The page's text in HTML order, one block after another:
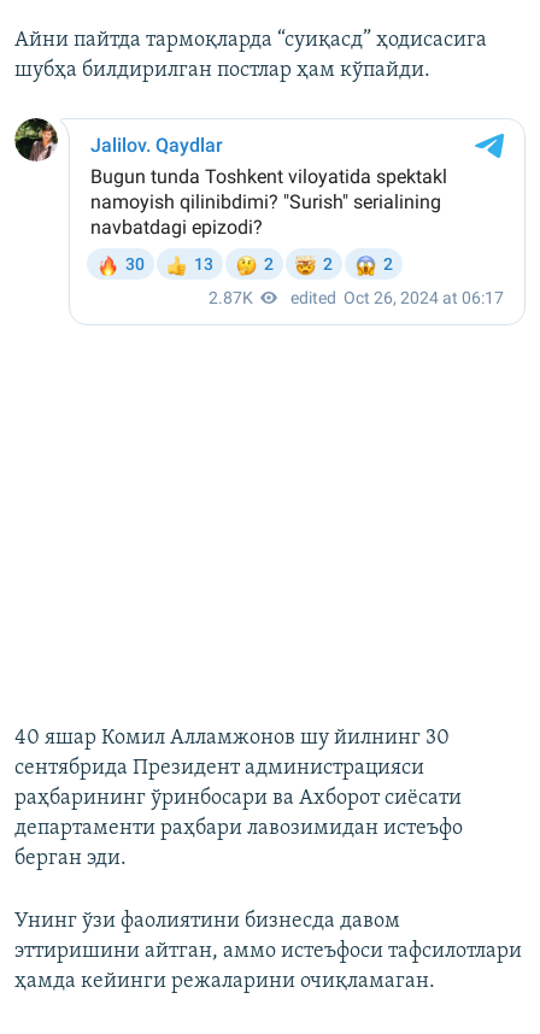
720p 1080p
720p
Айни пайтда тармоқларда “суиқасд” ҳодисасига
шубҳа билдирилган постлар ҳам кўпайди.
40 яшар Комил Алламжонов шу йилнинг 30
сентябрида Президент администрацияси
раҳбарининг ўринбосари ва Ахборот сиёсати
департаменти раҳбари лавозимидан истеъфо
берган эди.
Унинг ўзи фаолиятини бизнесда давом
эттиришини айтган, аммо истеъфоси тафсилотлари
ҳамда кейинги режаларини очиқламаган.